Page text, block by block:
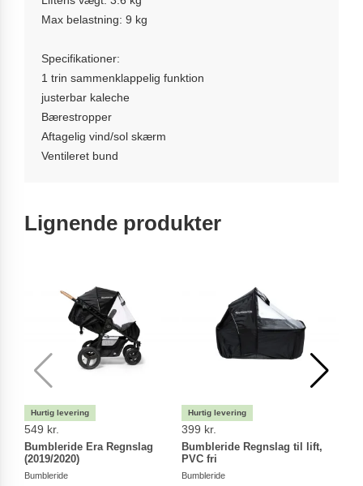
Max belastning: 9 kg
Specifikationer:
1 trin sammenklappelig funktion
justerbar kaleche
Bærestropper
Aftagelig vind/sol skærm
Ventileret bund
Lignende produkter
549 kr.
Bumbleride Era Regnslag
(2019/2020)
Bumbleride
399 kr.
Bumbleride Regnslag til lift,
PVC fri
Bumbleride